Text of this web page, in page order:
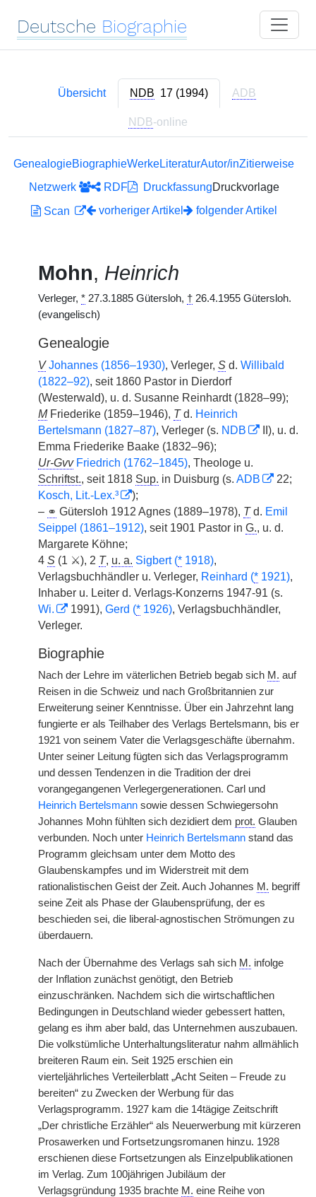
Deutsche Biographie
Übersicht NDB 17 (1994) ADB
NDB-online
GenealogieBiographieWerkeLiteraturAutor/inZitierweise
Netzwerk
RDF DruckfassungDruckvorlage
Scan
vorheriger Artikel folgender Artikel
Mohn, Heinrich
Verleger, * 27.3.1885 Gütersloh, † 26.4.1955 Gütersloh.
(evangelisch)
Genealogie
V Johannes (1856–1930), Verleger, S d. Willibald
(1822–92), seit 1860 Pastor in Dierdorf
(Westerwald), u. d. Susanne Reinhardt (1828–99);
MFriederike (1859–1946), Td. Heinrich
Bertelsmann (1827–87), Verleger (s. NDB
II), u. d.
Emma Friederike Baake (1832–96);
Ur-Gvv Friedrich (1762–1845), Theologe u.
Schriftst., seit 1818 Sup. in Duisburg (s. ADB
22;
Kosch, Lit.-Lex.³
);
– ⚭ Gütersloh 1912 Agnes (1889–1978), Td. Emil
Seippel (1861–1912), seit 1901 Pastor in G., u. d.
Margarete Köhne;
4 S (1 ⚔), 2 T, u. a. Sigbert (* 1918),
Verlagsbuchhändler u. Verleger, Reinhard (* 1921),
Inhaber u. Leiter d. Verlags-Konzerns 1947-91 (s.
Wi.
1991), Gerd (* 1926), Verlagsbuchhändler,
Verleger.
Biographie
Nach der Lehre im väterlichen Betrieb begab sich M. auf
Reisen in die Schweiz und nach Großbritannien zur
Erweiterung seiner Kenntnisse. Über ein Jahrzehnt lang
fungierte er als Teilhaber des Verlags Bertelsmann, bis er
1921 von seinem Vater die Verlagsgeschäfte übernahm.
Unter seiner Leitung fügten sich das Verlagsprogramm
und dessen Tendenzen in die Tradition der drei
vorangegangenen Verlegergenerationen. Carl und
Heinrich Bertelsmann sowie dessen Schwiegersohn
Johannes Mohn fühlten sich dezidiert dem prot. Glauben
verbunden. Noch unter Heinrich Bertelsmann stand das
Programm gleichsam unter dem Motto des
Glaubenskampfes und im Widerstreit mit dem
rationalistischen Geist der Zeit. Auch Johannes M. begriff
seine Zeit als Phase der Glaubensprüfung, der es
beschieden sei, die liberal-agnostischen Strömungen zu
überdauern.
Nach der Übernahme des Verlags sah sich M. infolge
der Inflation zunächst genötigt, den Betrieb
einzuschränken. Nachdem sich die wirtschaftlichen
Bedingungen in Deutschland wieder gebessert hatten,
gelang es ihm aber bald, das Unternehmen auszubauen.
Die volkstümliche Unterhaltungsliteratur nahm allmählich
breiteren Raum ein. Seit 1925 erschien ein
vierteljährliches Verteilerblatt „Acht Seiten – Freude zu
bereiten“ zu Zwecken der Werbung für das
Verlagsprogramm. 1927 kam die 14tägige Zeitschrift
„Der christliche Erzähler“ als Neuerwerbung mit kürzeren
Prosawerken und Fortsetzungsromanen hinzu. 1928
erschienen diese Fortsetzungen als Einzelpublikationen
im Verlag. Zum 100jährigen Jubiläum der
Verlagsgründung 1935 brachte M. eine Reihe von